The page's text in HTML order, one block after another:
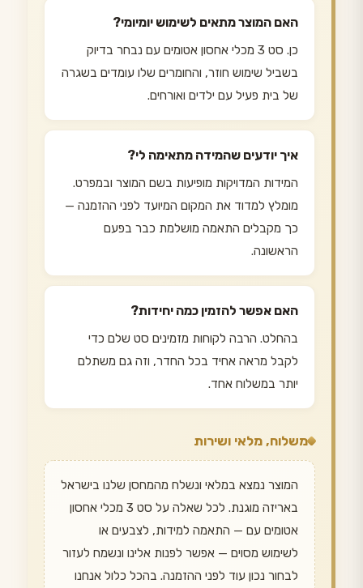
האם המוצר מתאים לשימוש יומיומי?
כן. סט 3 מכלי אחסון אטומים עם נבחר בדיוק
בשביל שימוש חוזר, והחומרים שלו עומדים בשגרה
של בית פעיל עם ילדים ואורחים.
איך יודעים שהמידה מתאימה לי?
המידות המדויקות מופיעות בשם המוצר ובמפרט.
מומלץ למדוד את המקום המיועד לפני ההזמנה —
כך מקבלים התאמה מושלמת כבר בפעם
הראשונה.
האם אפשר להזמין כמה יחידות?
בהחלט. הרבה לקוחות מזמינים סט שלם כדי
לקבל מראה אחיד בכל החדר, וזה גם משתלם
יותר במשלוח אחד.
משלוח, מלאי ושירות
המוצר נמצא במלאי ונשלח מהמחסן שלנו בישראל
באריזה מוגנת. לכל שאלה על סט 3 מכלי אחסון
אטומים עם — התאמה למידות, לצבעים או
לשימוש מסוים — אפשר לפנות אלינו ונשמח לעזור
לבחור נכון עוד לפני ההזמנה. בהכל כלול אנחנו